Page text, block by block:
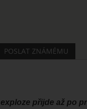
POSLAT ZNÁMÉMU
přijde až po